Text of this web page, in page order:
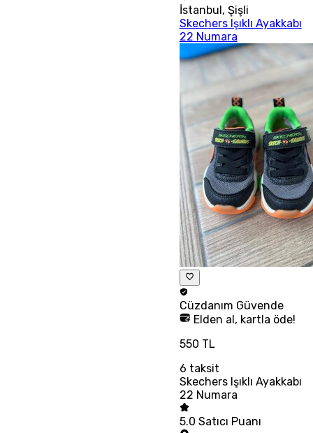
İstanbul , Şişli
Skechers Işıklı Ayakkabı
22 Numara
Cüzdanım Güvende
Elden al, kartla öde!
550 TL
6 taksit
Skechers Işıklı Ayakkabı
22 Numara
5.0 Satıcı Puanı